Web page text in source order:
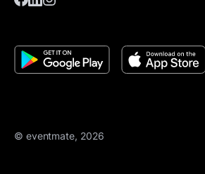
© eventmate, 2026